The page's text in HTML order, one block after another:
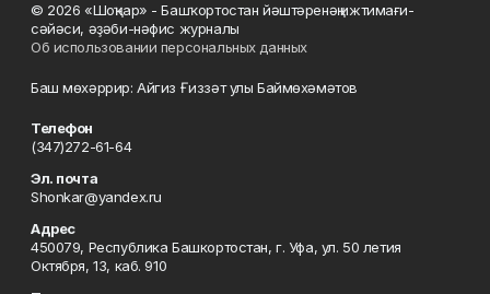
© 2026 «Шоңҡар» - Башҡортостан йәштәренәң ижтимағи-
сәйәси, әҙәби-нәфис журналы
Об использовании персональных данных
Баш мөхәррир: Айгиз Ғиззәт улы Баймөхәмәтов
Телефон
(347)272-61-64
Эл. почта
Shonkar@yandex.ru
Адрес
450079, Республика Башкортостан, г. Уфа, ул. 50 летия
Октября, 13, каб. 910